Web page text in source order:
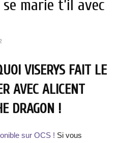
marie t’il avec
VISERYS FAIT LE
AVEC ALICENT
DRAGON !
sur OCS ! Si vous